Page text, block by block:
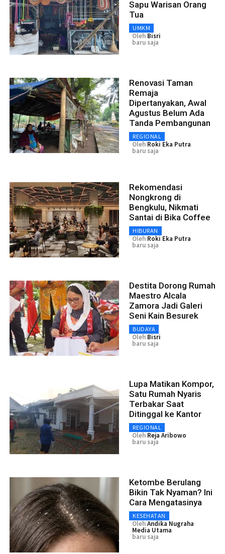
Sapu Warisan Orang
Tua
UMKM
Oleh Bisri
baru saja
Renovasi Taman
Remaja
Dipertanyakan, Awal
Agustus Belum Ada
Tanda Pembangunan
REGIONAL
Oleh Roki Eka Putra
baru saja
Rekomendasi
Nongkrong di
Bengkulu, Nikmati
Santai di Bika Coffee
HIBURAN
Oleh Roki Eka Putra
baru saja
Destita Dorong Rumah
Maestro Alcala
Zamora Jadi Galeri
Seni Kain Besurek
BUDAYA
Oleh Bisri
baru saja
Lupa Matikan Kompor,
Satu Rumah Nyaris
Terbakar Saat
Ditinggal ke Kantor
REGIONAL
Oleh Reja Aribowo
baru saja
Ketombe Berulang
Bikin Tak Nyaman? Ini
Cara Mengatasinya
KESEHATAN
OlehAndika Nugraha
Media Utama
baru saja